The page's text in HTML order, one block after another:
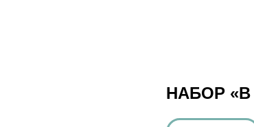
НАБОР